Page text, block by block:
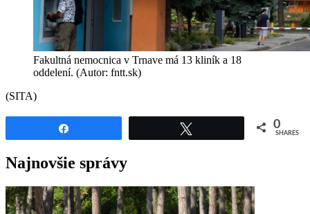
Fakultná nemocnica v Trnave má 13 kliník a 18
oddelení. (Autor: fntt.sk)
(SITA)
0
SHARES
Najnovšie správy